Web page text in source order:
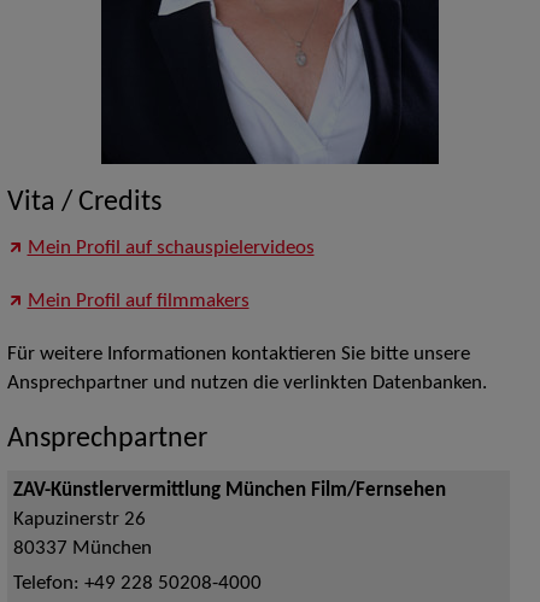
Vita / Credits
Mein Profil auf schauspielervideos
Mein Profil auf filmmakers
Für weitere Informationen kontaktieren Sie bitte unsere
Ansprechpartner und nutzen die verlinkten Datenbanken.
Ansprechpartner
ZAV-Künstlervermittlung München Film/Fernsehen
Kapuzinerstr 26
80337 München
Telefon: +49 228 50208-4000